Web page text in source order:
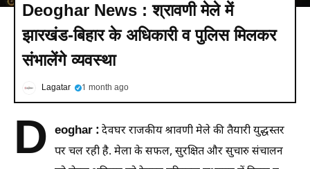
Deoghar News : श्रावणी मेले में
झारखंड-बिहार के अधिकारी व पुलिस मिलकर
संभालेंगे व्यवस्था
Lagatar 1 month ago
D eoghar :देवघर राजकीय श्रावणी मेले की तैयारी युद्धस्तर
पर चल रही है. मेला के सफल, सुरक्षित और सुचारु संचालन